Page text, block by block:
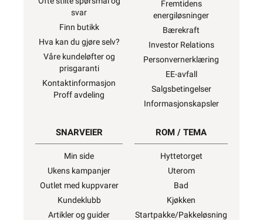
svar
Finn butikk
Hva kan du gjøre selv?
Våre kundeløfter og
prisgaranti
Kontaktinformasjon
Proff avdeling
Fremtidens
energiløsninger
Bærekraft
Investor Relations
Personvernerklæring
EE-avfall
Salgsbetingelser
Informasjonskapsler
SNARVEIER
Min side
Ukens kampanjer
Outlet med kuppvarer
Kundeklubb
Artikler og guider
ROM / TEMA
Hyttetorget
Uterom
Bad
Kjøkken
Startpakke/Pakkeløsning